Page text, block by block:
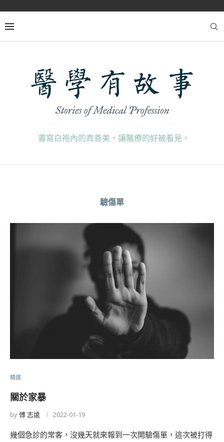
書寫白袍內的真善美，讓醫療的好被看見。
驗傷單
精選
關於家暴
by傅 志遠 2022-01-19
幾個急診的常客，沒幾天就來報到一次開驗傷單，這次被打得